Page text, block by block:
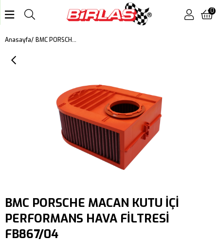
0
Anasayfa BMC PORSCHE MACAN KUTU İÇİ PERFORMANS HAVA FİLTRESİ FB867/04
BMC PORSCHE MACAN KUTU İÇİ
PERFORMANS HAVA FİLTRESİ
FB867/04